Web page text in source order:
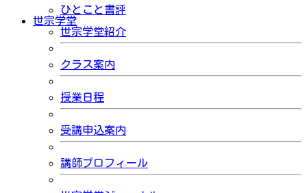
ひとこと書評
世宗学堂
世宗学堂紹介
クラス案内
授業日程
受講申込案内
講師プロフィール